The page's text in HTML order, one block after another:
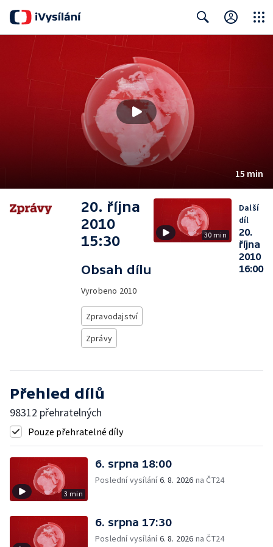
15 min
20. října
2010
15:30
Obsah dílu
Vyrobeno 2010
Zpravodajství
Zprávy
30 min
Další
díl
20.
října
2010
16:00
Přehled dílů
98312 přehratelných
Pouze přehratelné díly
3 min
6. srpna 18:00
Poslední vysílání6. 8. 2026 na ČT24
6. srpna 17:30
Poslední vysílání6. 8. 2026 na ČT24